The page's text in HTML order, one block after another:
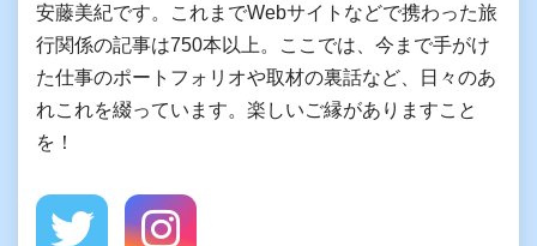
安藤美紀です。これまでWebサイトなどで携わった旅
行関係の記事は750本以上。ここでは、今まで手がけ
た仕事のポートフォリオや取材の裏話など、日々のあ
れこれを綴っています。楽しいご縁がありますこと
を！